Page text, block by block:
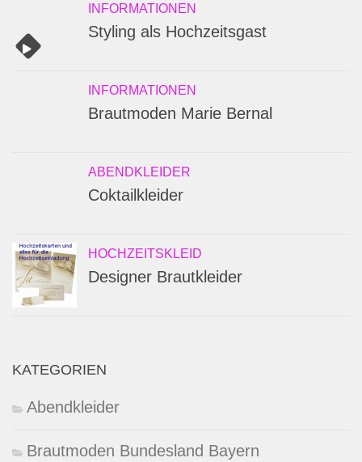
INFORMATIONEN
Styling als Hochzeitsgast
INFORMATIONEN
Brautmoden Marie Bernal
ABENDKLEIDER
Coktailkleider
HOCHZEITSKLEID
Designer Brautkleider
KATEGORIEN
Abendkleider
Brautmoden Bundesland Bayern